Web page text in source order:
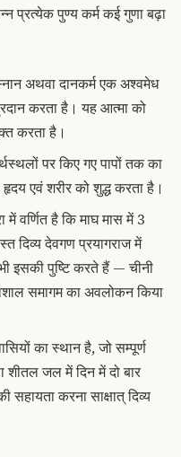
प्रत्येक पुण्य कर्म कई गुणा बढ़ा
अथवा दानकर्म एक अश्वमेध
करता है। यह आत्मा को
करता है।
पर किए गए पापों तक का
एवं शरीर को शुद्ध करता है।
में वर्णित है कि माघ मास में 3
दिव्य देवगण प्रयागराज में
इसकी पुष्टि करते हैं — चीनी
समागम का अवलोकन किया
का स्थान है, जो सम्पूर्ण
शीतल जल में दिन में दो बार
करना साक्षात् दिव्य